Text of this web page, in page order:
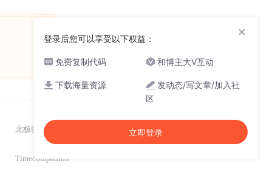
北极巨兔
Timecompanion
登录后您可以享受以下权益：
免费复制代码 和博主大V互动
下载海量资源
发动态/写文章/加入社
区
×
立即登录